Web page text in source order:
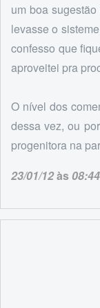
um boa
levasse o
confesso que
aproveitei pra
O nível dos
dessa vez, ou
progenitora na
23/01/12às08:44